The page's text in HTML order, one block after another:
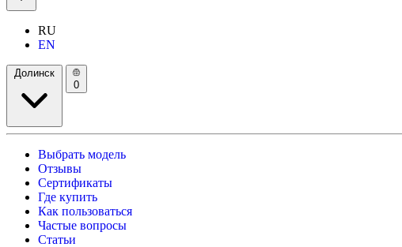
RU
EN
Долинск
0
Выбрать модель
Отзывы
Сертификаты
Где купить
Как пользоваться
Частые вопросы
Статьи